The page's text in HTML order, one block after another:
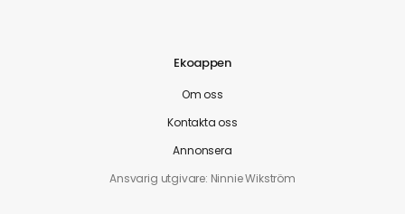
Ekoappen
Om oss
Kontakta oss
Annonsera
Ansvarig utgivare: Ninnie Wikström